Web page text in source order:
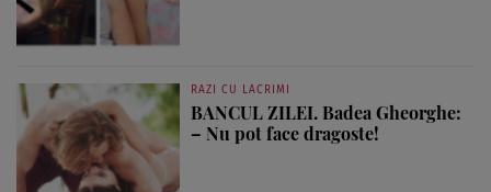
RAZI CU LACRIMI
BANCUL ZILEI. Badea Gheorghe:
– Nu pot face dragoste!